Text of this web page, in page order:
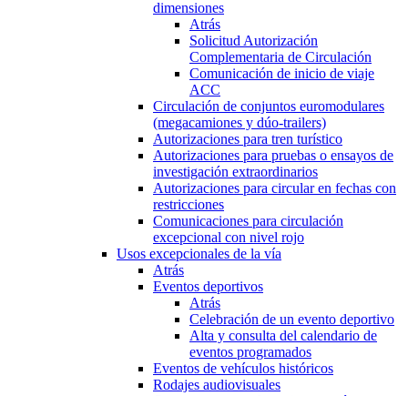
dimensiones
Atrás
Solicitud Autorización
Complementaria de Circulación
Comunicación de inicio de viaje
ACC
Circulación de conjuntos euromodulares
(megacamiones y dúo-trailers)
Autorizaciones para tren turístico
Autorizaciones para pruebas o ensayos de
investigación extraordinarios
Autorizaciones para circular en fechas con
restricciones
Comunicaciones para circulación
excepcional con nivel rojo
Usos excepcionales de la vía
Atrás
Eventos deportivos
Atrás
Celebración de un evento deportivo
Alta y consulta del calendario de
eventos programados
Eventos de vehículos históricos
Rodajes audiovisuales